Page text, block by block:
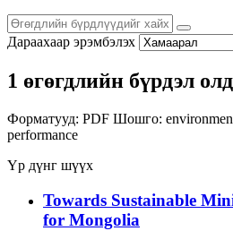
Дараахаар эрэмбэлэх
1 өгөгдлийн бүрдэл
Форматууд: PDF Шошго:
performance
Үр дүнг шүүх
Towards Sustainable
for Mongolia